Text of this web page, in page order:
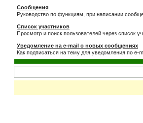
Сообщения
Руководство по функциям, при написании
Список участников
Просмотр и поиск пользователей через список
Уведомление на e-mail о новых сообщениях
Как подписаться на тему для уведомления по e-